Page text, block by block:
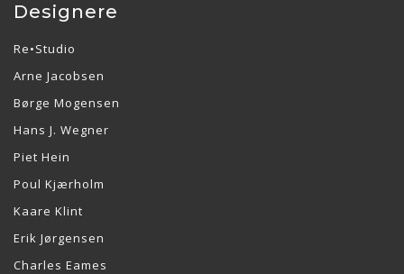
Designere
Re•Studio
Arne Jacobsen
Børge Mogensen
Hans J. Wegner
Piet Hein
Poul Kjærholm
Kaare Klint
Erik Jørgensen
Charles Eames